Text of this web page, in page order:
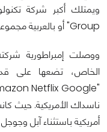
Group" أو بالعربية مجموعة "النملة".
ووصلت إمبراطورية
الخاص، تضعها على
ناسداك الأمريكية. حيث
أمريكية باستثناء آبل